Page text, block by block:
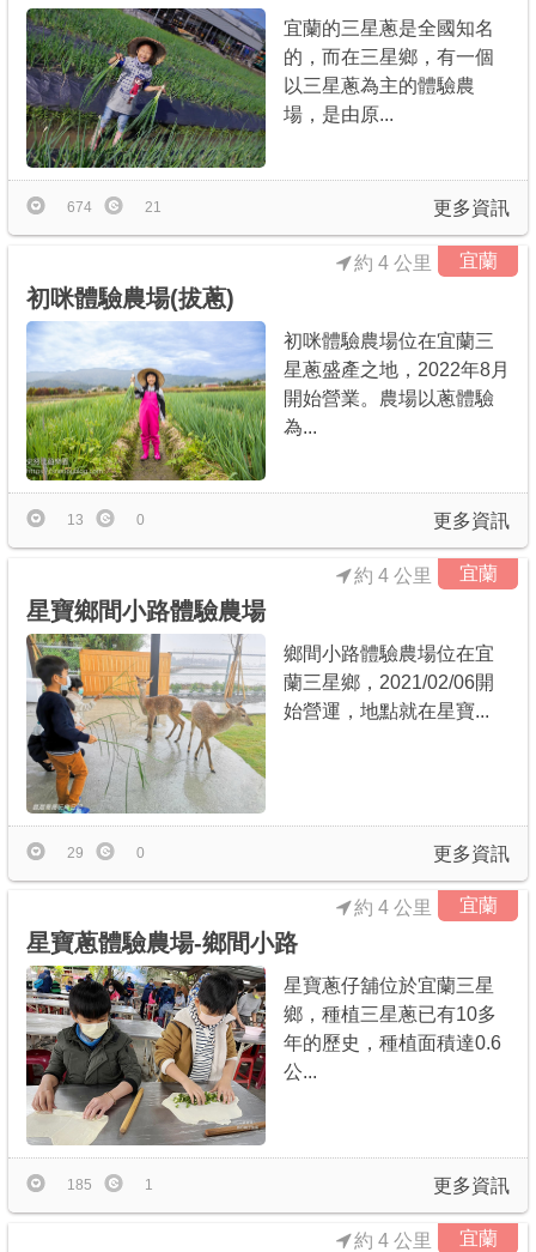
宜蘭的三星蔥是全國知名
的，而在三星鄉，有一個
以三星蔥為主的體驗農
場，是由原...
更多資訊
674 21
宜蘭
初咪體驗農場(拔蔥)
約 4 公里
初咪體驗農場位在宜蘭三
星蔥盛產之地，2022年8月
開始營業。農場以蔥體驗
為...
更多資訊
13 0
宜蘭
星寶鄉間小路體驗農場
約 4 公里
鄉間小路體驗農場位在宜
蘭三星鄉，2021/02/06開
始營運，地點就在星寶...
更多資訊
29 0
宜蘭
星寶蔥體驗農場-鄉間小路
約 4 公里
星寶蔥仔舖位於宜蘭三星
鄉，種植三星蔥已有10多
年的歷史，種植面積達0.6
公...
更多資訊
185 1
宜蘭
約 4 公里